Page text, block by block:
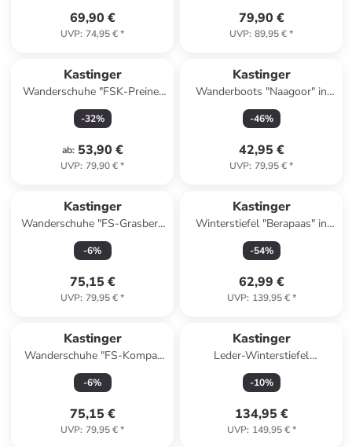
69,90 €
UVP: 74,95 €*
79,90 €
UVP: 89,95 €*
Kastinger
Wanderschuhe "FSK-Preiner
LOW XT KTX" in Schwarz/
Grün
-32%
ab: 53,90 €
UVP: 79,90 €*
Kastinger
Wanderboots "Naagoor" in
Lila/ Rosa
-46%
42,95 €
UVP: 79,95 €*
Kastinger
Wanderschuhe "FS-Grasberg
Low KTX" in Schwarz
-6%
75,15 €
UVP: 79,95 €*
Kastinger
Winterstiefel "Berapaas" in
Schwarz
-54%
62,99 €
UVP: 139,95 €*
Kastinger
Wanderschuhe "FS-Kompar
Low KTX" in Grün
-6%
75,15 €
UVP: 79,95 €*
Kastinger
Leder-Winterstiefel
"Wannera" in Braun
-10%
134,95 €
UVP: 149,95 €*